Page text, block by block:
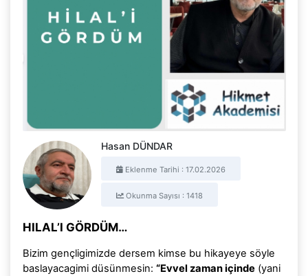
Hasan DÜNDAR
Eklenme Tarihi : 17.02.2026
Okunma Sayısı : 1418
HILAL’I GÖRDÜM…
Bizim gençligimizde dersem kimse bu hikayeye söyle
baslayacagimi düsünmesin: “Evvel zaman içinde(yani